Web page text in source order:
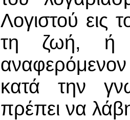
Λογιστού εις
τη ζωή, ή
κατά την
πρέπει να